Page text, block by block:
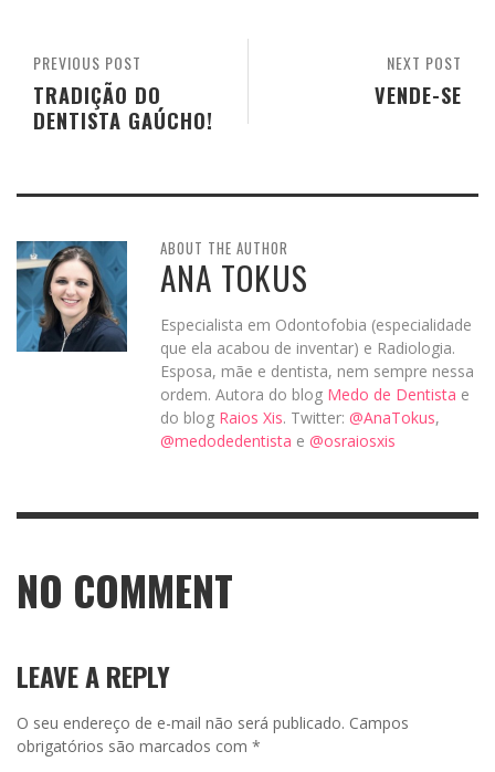
NEXT POST
VENDE-SE
PREVIOUS POST
TRADIÇÃO DO
DENTISTA GAÚCHO!
ABOUT THE AUTHOR
ANA TOKUS
Especialista em Odontofobia (especialidade
que ela acabou de inventar) e Radiologia.
Esposa, mãe e dentista, nem sempre nessa
ordem. Autora do blog Medo de Dentista e
do blog Raios Xis. Twitter: @AnaTokus,
@medodedentista e @osraiosxis
NO COMMENT
LEAVE A REPLY
O seu endereço de e-mail não será publicado. Campos
obrigatórios são marcados com *